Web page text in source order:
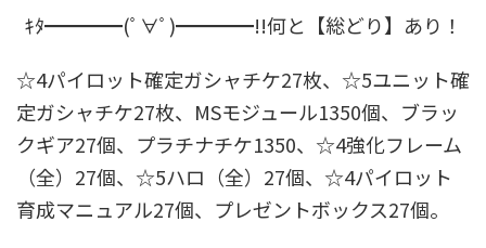
☆4パイロット確定ガシャチケ27枚、☆5ユニット確
定ガシャチケ27枚、MSモジュール1350個、ブラッ
クギア27個、プラチナチケ1350、☆4強化フレーム
（全）27個、☆5ハロ（全）27個、☆4パイロット
育成マニュアル27個、プレゼントボックス27個。